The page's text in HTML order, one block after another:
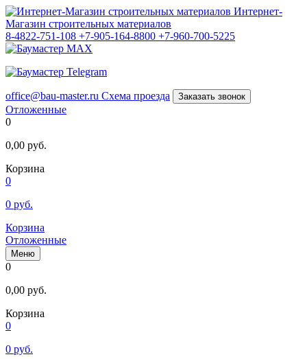
Интернет-
Магазин строительных материалов
8-4822-751-108 +7-905-164-8800 +7-960-700-5225
office@bau-master.ru Схема проезда Заказать звонок
Отложенные
0
0,00 руб.
Корзина
0
0 руб.
Корзина
Отложенные
Меню
0
0,00 руб.
Корзина
0
0 руб.